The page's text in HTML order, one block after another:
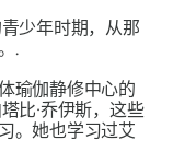
少年时期，从那
.
瑜伽静修中心的
比·乔伊斯，这些
。她也学习过艾